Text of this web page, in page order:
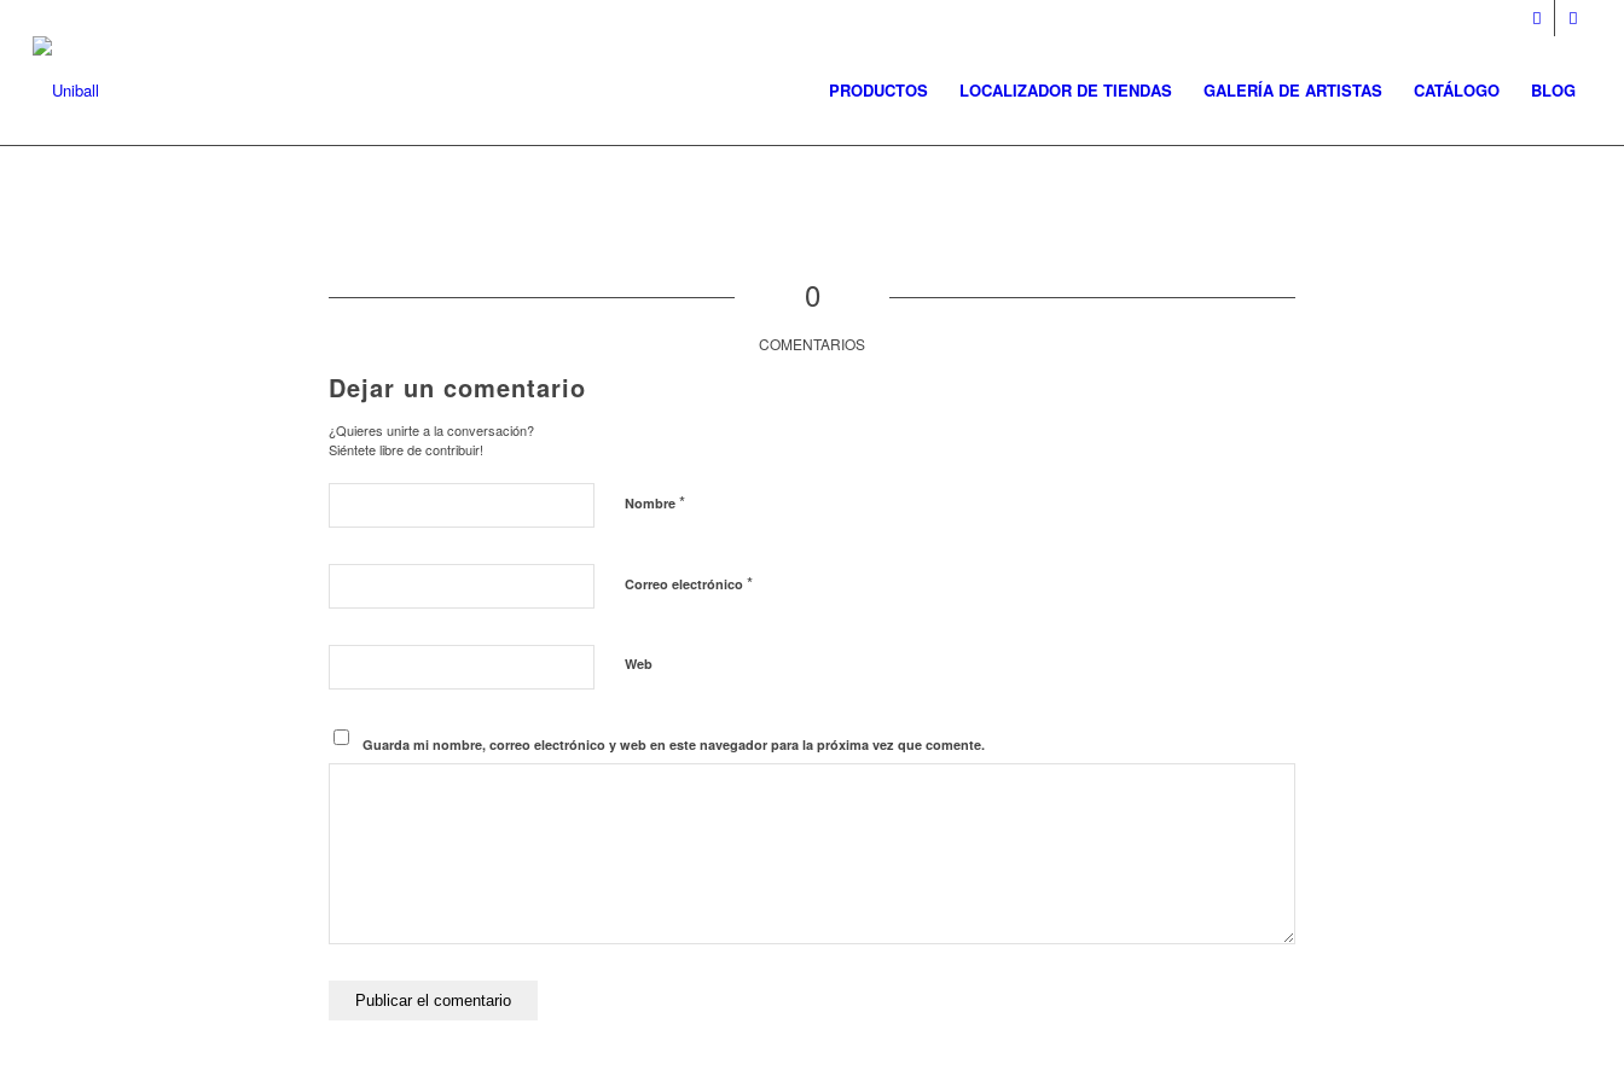
PRODUCTOS LOCALIZADOR DE TIENDAS GALERÍA DE ARTISTAS CATÁLOGO BLOG
0
COMENTARIOS
Dejar un comentario
¿Quieres unirte a la conversación?
Siéntete libre de contribuir!
Nombre *
Correo electrónico *
Web
Guarda mi nombre, correo electrónico y web en este navegador para la próxima vez que comente.